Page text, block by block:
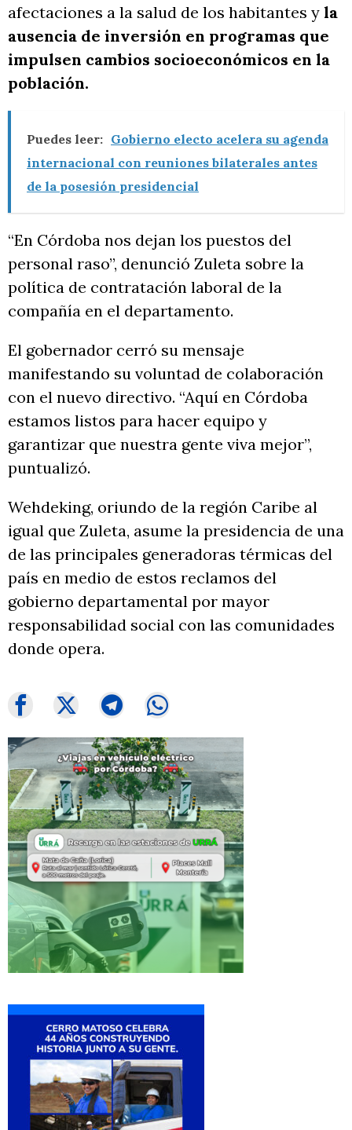
afectaciones a la salud de los habitantes y la
ausencia de inversión en programas que
impulsen cambios socioeconómicos en la
población.
Puedes leer: Gobierno electo acelera su agenda
internacional con reuniones bilaterales antes
de la posesión presidencial
“En Córdoba nos dejan los puestos del
personal raso”, denunció Zuleta sobre la
política de contratación laboral de la
compañía en el departamento.
El gobernador cerró su mensaje
manifestando su voluntad de colaboración
con el nuevo directivo. “Aquí en Córdoba
estamos listos para hacer equipo y
garantizar que nuestra gente viva mejor”,
puntualizó.
Wehdeking, oriundo de la región Caribe al
igual que Zuleta, asume la presidencia de una
de las principales generadoras térmicas del
país en medio de estos reclamos del
gobierno departamental por mayor
responsabilidad social con las comunidades
donde opera.